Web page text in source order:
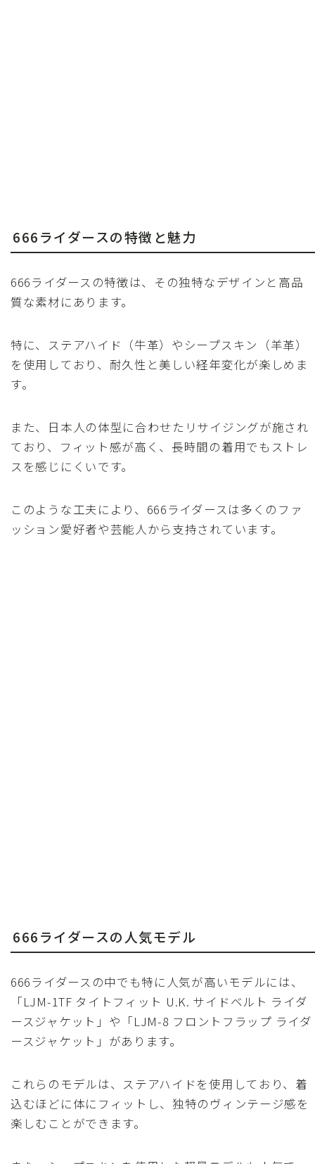
666ライダースの特徴と魅力
666ライダースの特徴は、その独特なデザインと高品
質な素材にあります。
特に、ステアハイド（牛革）やシープスキン（羊革）
を使用しており、耐久性と美しい経年変化が楽しめま
す。
また、日本人の体型に合わせたリサイジングが施され
ており、フィット感が高く、長時間の着用でもストレ
スを感じにくいです。
このような工夫により、666ライダースは多くのファ
ッション愛好者や芸能人から支持されています。
666ライダースの人気モデル
666ライダースの中でも特に人気が高いモデルには、
「LJM-1TF タイトフィット U.K. サイドベルト ライダ
ースジャケット」や「LJM-8 フロントフラップ ライダ
ースジャケット」があります。
これらのモデルは、ステアハイドを使用しており、着
込むほどに体にフィットし、独特のヴィンテージ感を
楽しむことができます。